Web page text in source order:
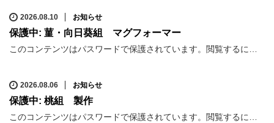
2026.08.10 お知らせ
保護中: 菫・向日葵組 マグフォーマー
このコンテンツはパスワードで保護されています。閲覧するに…
2026.08.06 お知らせ
保護中: 桃組 製作
このコンテンツはパスワードで保護されています。閲覧するに…